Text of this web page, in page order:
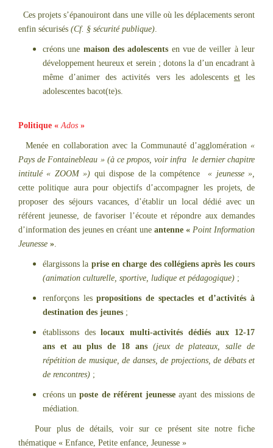
Ces projets s’épanouiront dans une ville où les déplacements seront
enfin sécurisés (Cf. § sécurité publique).
créons une maison des adolescents en vue de veiller à leur
développement heureux et serein ; dotons la d’un encadrant à
même d’animer des activités vers les adolescents etles
adolescentes bacot(te)s.
Politique «Ados »
Menée en collaboration avec la Communauté d’agglomération «
Pays de Fontainebleau » (à ce propos, voir infra le dernier chapitre
intitulé « ZOOM ») qui dispose de la compétence
« jeunesse »,
cette politique aura pour objectifs d’accompagner les projets, de
proposer des séjours vacances, d’établir un local dédié avec un
référent jeunesse, de favoriser l’écoute et répondre aux demandes
d’information des jeunes en créant une antenne « Point Information
Jeunesse ».
élargissons la prise en charge des collégiens après les cours
(animation culturelle, sportive, ludique et pédagogique) ;
renforçons lespropositions de spectacles et d’activités à
destination des jeunes ;
établissons deslocaux multi-activités dédiés aux 12-17
ans et au plus de 18 ans
(jeux de plateaux, salle de
répétition de musique, de danses, de projections, de débats et
de rencontres) ;
créons unposte de référent jeunesse ayant des missions de
médiation.
Pour plus de détails, voir sur ce présent site notre fiche
thématique « Enfance, Petite enfance, Jeunesse »